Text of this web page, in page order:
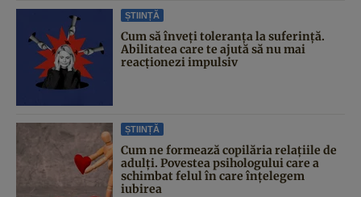
ȘTIINȚĂ
Cum să înveți toleranța la suferință.
Abilitatea care te ajută să nu mai
reacționezi impulsiv
ȘTIINȚĂ
Cum ne formează copilăria relațiile de
adulți. Povestea psihologului care a
schimbat felul în care înțelegem
iubirea